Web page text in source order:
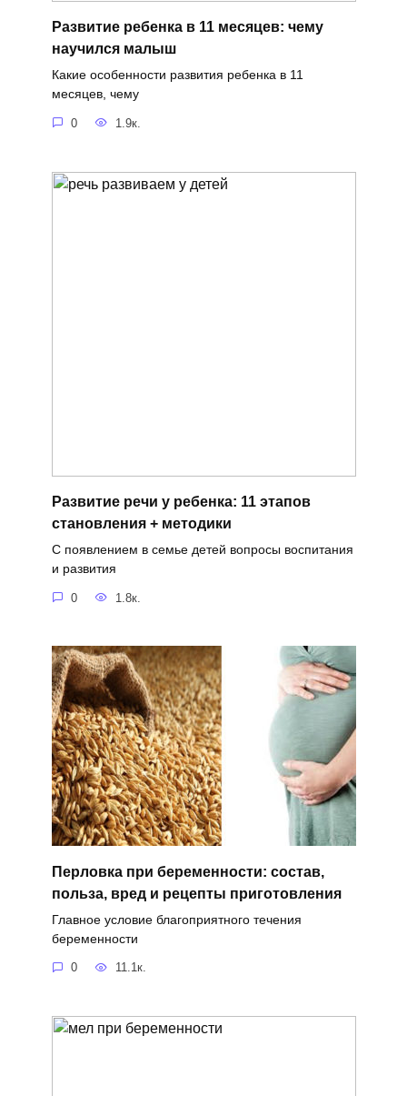
Развитие ребенка в 11 месяцев: чему
научился малыш
Какие особенности развития ребенка в 11
месяцев, чему
0 1.9к.
Развитие речи у ребенка: 11 этапов
становления + методики
С появлением в семье детей вопросы воспитания
и развития
0 1.8к.
Перловка при беременности: состав,
польза, вред и рецепты приготовления
Главное условие благоприятного течения
беременности
0 11.1к.